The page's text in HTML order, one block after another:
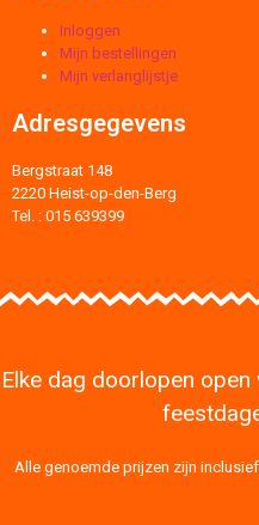
Inloggen
Mijn bestellingen
Mijn verlanglijstje
Adresgegevens
Bergstraat 148
2220 Heist-op-den-Berg
Tel. : 015 639399
Elke dag doorlopen
Alle genoemde prijzen zijn